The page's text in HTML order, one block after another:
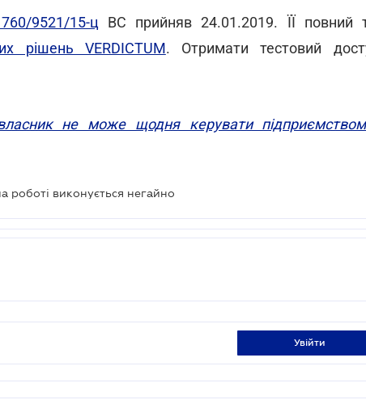
9521/15-ц ВС прийняв 24.01.2019. ЇЇ повний
рішень VERDICTUM. Отримати тестовий
не може щодня керувати
роботі виконується негайно
увійти